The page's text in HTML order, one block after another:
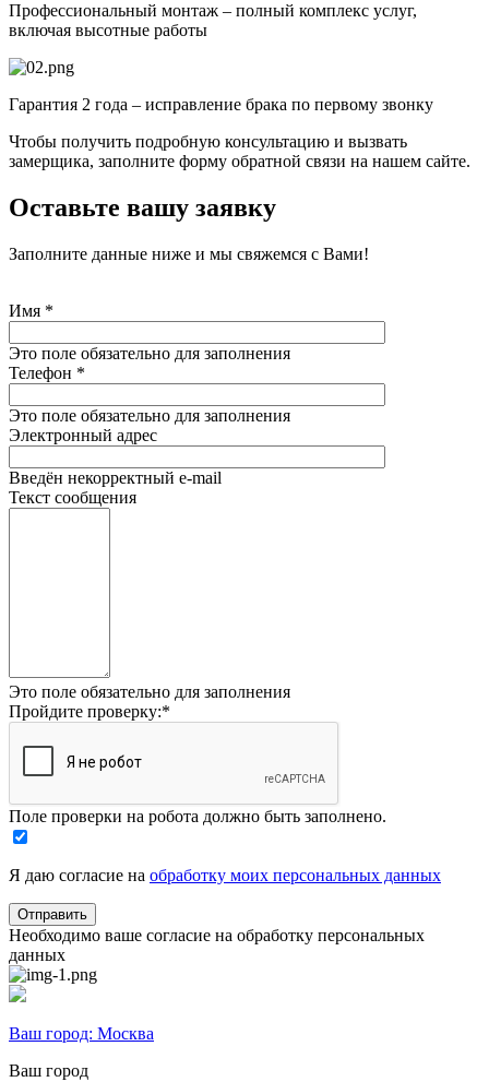
Профессиональный монтаж – полный комплекс услуг,
включая высотные работы
Гарантия 2 года – исправление брака по первому звонку
Чтобы получить подробную консультацию и вызвать
замерщика, заполните форму обратной связи на нашем сайте.
Оставьте вашу заявку
Заполните данные ниже и мы свяжемся с Вами!
Имя *
Это поле обязательно для заполнения
Телефон *
Это поле обязательно для заполнения
Электронный адрес
Введён некорректный e-mail
Текст сообщения
Это поле обязательно для заполнения
Пройдите проверку:*
Поле проверки на робота должно быть заполнено.
Я даю согласие на обработку моих персональных данных
Необходимо ваше согласие на обработку персональных
данных
Ваш город: Москва
Ваш город